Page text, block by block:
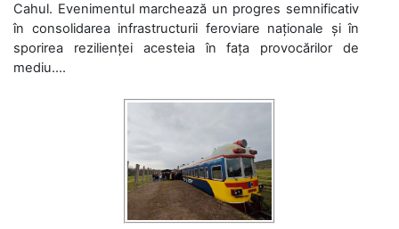
Cahul. Evenimentul marchează un progres semnificativ
în consolidarea infrastructurii feroviare naționale și în
sporirea rezilienței acesteia în fața provocărilor de
mediu....